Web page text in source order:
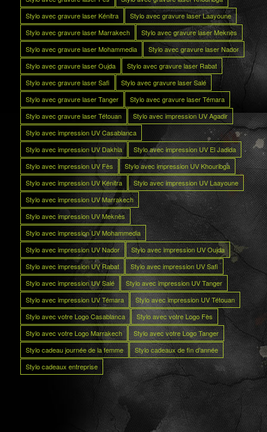
Stylo avec gravure laser Kénitra
Stylo avec gravure laser Laayoune
Stylo avec gravure laser Marrakech
Stylo avec gravure laser Meknès
Stylo avec gravure laser Mohammedia
Stylo avec gravure laser Nador
Stylo avec gravure laser Oujda
Stylo avec gravure laser Rabat
Stylo avec gravure laser Safi
Stylo avec gravure laser Salé
Stylo avec gravure laser Tanger
Stylo avec gravure laser Témara
Stylo avec gravure laser Tétouan
Stylo avec impression UV Agadir
Stylo avec impression UV Casablanca
Stylo avec impression UV Dakhla
Stylo avec impression UV El Jadida
Stylo avec impression UV Fès
Stylo avec impression UV Khouribga
Stylo avec impression UV Kénitra
Stylo avec impression UV Laayoune
Stylo avec impression UV Marrakech
Stylo avec impression UV Meknès
Stylo avec impression UV Mohammedia
Stylo avec impression UV Nador
Stylo avec impression UV Oujda
Stylo avec impression UV Rabat
Stylo avec impression UV Safi
Stylo avec impression UV Salé
Stylo avec impression UV Tanger
Stylo avec impression UV Témara
Stylo avec impression UV Tétouan
Stylo avec votre Logo Casablanca
Stylo avec votre Logo Fès
Stylo avec votre Logo Marrakech
Stylo avec votre Logo Tanger
Stylo cadeau journée de la femme
Stylo cadeaux de fin d’année
Stylo cadeaux entreprise